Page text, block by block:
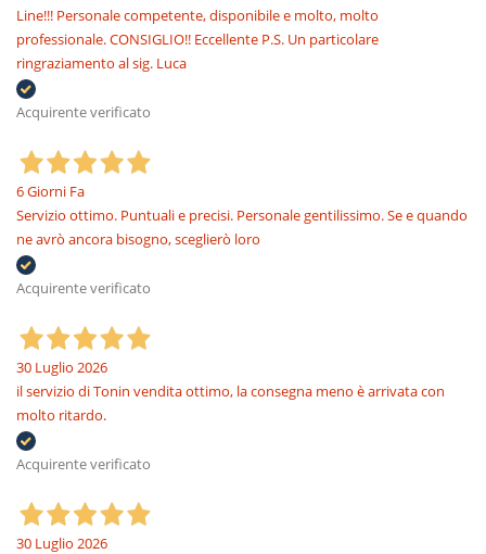
Line!!! Personale competente, disponibile e molto, molto
professionale. CONSIGLIO!! Eccellente P.S. Un particolare
ringraziamento al sig. Luca
Acquirente verificato
6 Giorni Fa
Servizio ottimo. Puntuali e precisi. Personale gentilissimo. Se e quando
ne avrò ancora bisogno, sceglierò loro
Acquirente verificato
30 Luglio 2026
il servizio di Tonin vendita ottimo, la consegna meno è arrivata con
molto ritardo.
Acquirente verificato
30 Luglio 2026